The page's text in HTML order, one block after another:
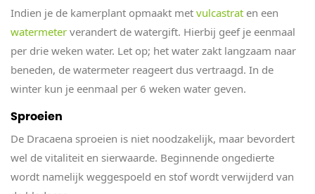
Indien je de kamerplant opmaakt met vulcastrat en een
watermeter verandert de watergift. Hierbij geef je eenmaal
per drie weken water. Let op; het water zakt langzaam naar
beneden, de watermeter reageert dus vertraagd. In de
winter kun je eenmaal per 6 weken water geven.
Sproeien
De Dracaena sproeien is niet noodzakelijk, maar bevordert
wel de vitaliteit en sierwaarde. Beginnende ongedierte
wordt namelijk weggespoeld en stof wordt verwijderd van